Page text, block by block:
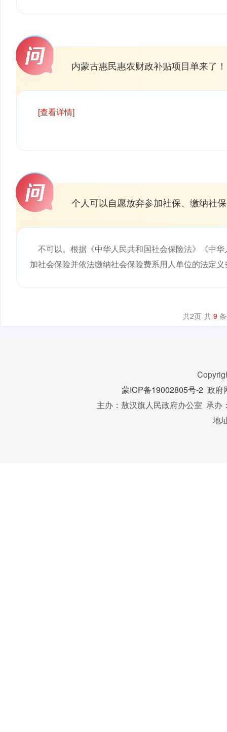
内蒙古惠民惠农财政补贴项目单来了！
[查看详情]
个人可以自愿放弃参加社保、缴纳社
不可以。根据《中华人民共和国社会保险法》《中
加社会保险并依法缴纳社会保险费系用人单位的法定
共2页 共 9条
蒙ICP备19002805号-2 政府
主办：敖汉旗人民政府办公室 承
地